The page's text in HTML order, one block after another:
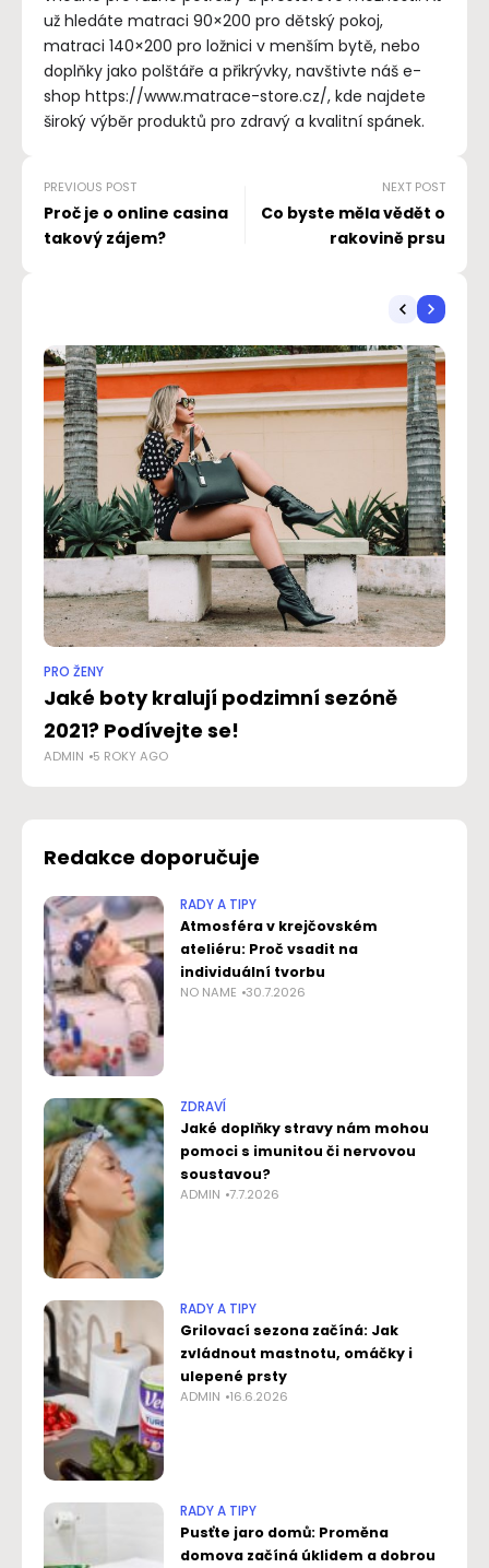
už hledáte matraci 90×200 pro dětský pokoj,
matraci 140×200 pro ložnici v menším bytě, nebo
doplňky jako polštáře a přikrývky, navštivte náš e-
shop https://www.matrace-store.cz/, kde najdete
široký výběr produktů pro zdravý a kvalitní spánek.
PREVIOUS POST
Proč je o online casina
takový zájem?
NEXT POST
Co byste měla vědět o
rakovině prsu
PRO ŽENY
Jaké boty kralují podzimní sezóně
2021? Podívejte se!
ADMIN 5 ROKY AGO
Redakce doporučuje
RADY A TIPY
Atmosféra v krejčovském
ateliéru: Proč vsadit na
individuální tvorbu
NO NAME 30.7.2026
ZDRAVÍ
Jaké doplňky stravy nám mohou
pomoci s imunitou či nervovou
soustavou?
ADMIN 7.7.2026
RADY A TIPY
Grilovací sezona začíná: Jak
zvládnout mastnotu, omáčky i
ulepené prsty
ADMIN 16.6.2026
RADY A TIPY
Pusťte jaro domů: Proměna
domova začíná úklidem a dobrou